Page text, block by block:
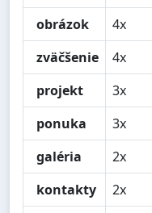
obrázok
4x
zväčšenie
4x
projekt
3x
ponuka
3x
galéria
2x
kontakty
2x